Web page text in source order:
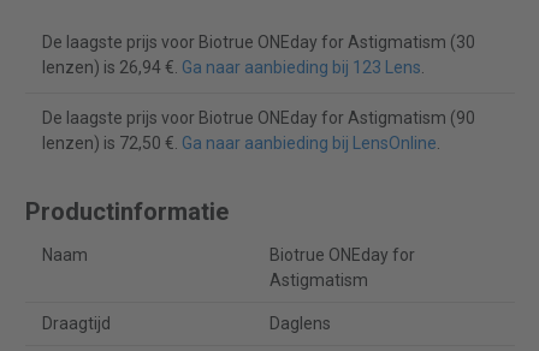
De laagste prijs voor Biotrue ONEday for Astigmatism (30
lenzen) is 26,94 €. Ga naar aanbieding bij 123 Lens.
De laagste prijs voor Biotrue ONEday for Astigmatism (90
lenzen) is 72,50 €. Ga naar aanbieding bij LensOnline.
Productinformatie
Naam
Biotrue ONEday for
Astigmatism
Draagtijd Daglens